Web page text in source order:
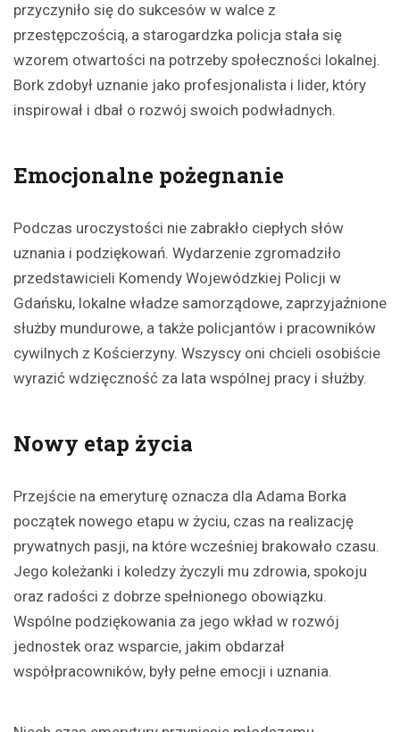
przyczyniło się do sukcesów w walce z
przestępczością, a starogardzka policja stała się
wzorem otwartości na potrzeby społeczności lokalnej.
Bork zdobył uznanie jako profesjonalista i lider, który
inspirował i dbał o rozwój swoich podwładnych.
Emocjonalne pożegnanie
Podczas uroczystości nie zabrakło ciepłych słów
uznania i podziękowań. Wydarzenie zgromadziło
przedstawicieli Komendy Wojewódzkiej Policji w
Gdańsku, lokalne władze samorządowe, zaprzyjaźnione
służby mundurowe, a także policjantów i pracowników
cywilnych z Kościerzyny. Wszyscy oni chcieli osobiście
wyrazić wdzięczność za lata wspólnej pracy i służby.
Nowy etap życia
Przejście na emeryturę oznacza dla Adama Borka
początek nowego etapu w życiu, czas na realizację
prywatnych pasji, na które wcześniej brakowało czasu.
Jego koleżanki i koledzy życzyli mu zdrowia, spokoju
oraz radości z dobrze spełnionego obowiązku.
Wspólne podziękowania za jego wkład w rozwój
jednostek oraz wsparcie, jakim obdarzał
współpracowników, były pełne emocji i uznania.